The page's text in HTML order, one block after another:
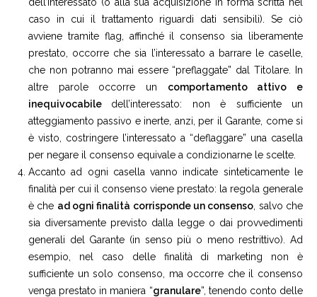
caso in cui il trattamento riguardi dati sensibili). Se ciò
avviene tramite flag, affinché il consenso sia liberamente
prestato, occorre che sia l’interessato a barrare le caselle,
che non potranno mai essere “preflaggate” dal Titolare. In
altre parole occorre un comportamento attivo e
inequivocabile dell’interessato: non è sufficiente un
atteggiamento passivo e inerte, anzi, per il Garante, come si
è visto, costringere l’interessato a “deflaggare” una casella
per negare il consenso equivale a condizionarne le scelte.
Accanto ad ogni casella vanno indicate sinteticamente le
finalità per cui il consenso viene prestato: la regola generale
è che ad ogni finalità corrisponde un consenso , salvo che
sia diversamente previsto dalla legge o dai provvedimenti
generali del Garante (in senso più o meno restrittivo). Ad
esempio, nel caso delle finalità di marketing non è
sufficiente un solo consenso, ma occorre che il consenso
venga prestato in maniera “granulare”, tenendo conto delle